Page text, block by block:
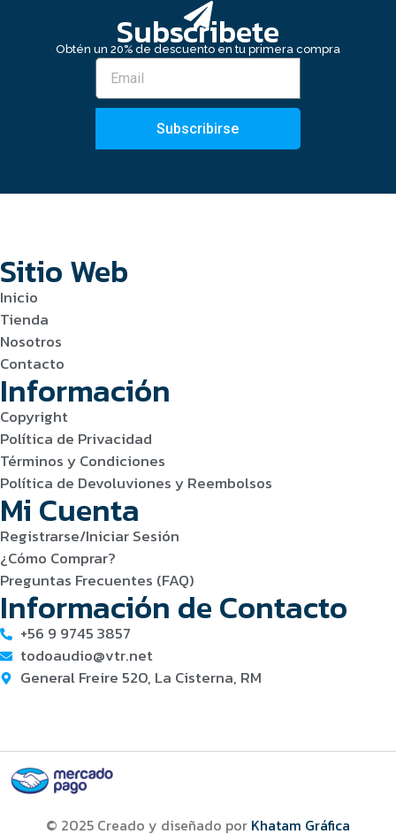
Subscribete
Obtén un 20% de descuento en tu primera compra
Subscribirse
Sitio Web
Inicio
Tienda
Nosotros
Contacto
Información
Copyright
Política de Privacidad
Términos y Condiciones
Política de Devoluviones y Reembolsos
Mi Cuenta
Registrarse/Iniciar Sesión
¿Cómo Comprar?
Preguntas Frecuentes (FAQ)
Información de Contacto
+56 9 9745 3857
todoaudio@vtr.net
General Freire 520, La Cisterna, RM
© 2025 Creado y diseñado por Khatam Gráfica